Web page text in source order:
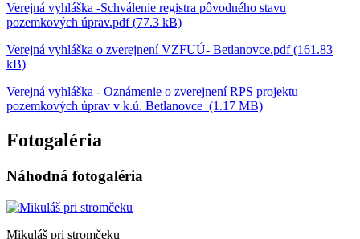
Verejná vyhláška -Schválenie registra pôvodného stavu
pozemkových úprav.pdf (77.3 kB)
Verejná vyhláška o zverejnení VZFUÚ- Betlanovce.pdf (161.83
kB)
Verejná vyhláška - Oznámenie o zverejnení RPS projektu
pozemkových úprav v k.ú. Betlanovce (1.17 MB)
Fotogaléria
Náhodná fotogaléria
Mikuláš pri stromčeku